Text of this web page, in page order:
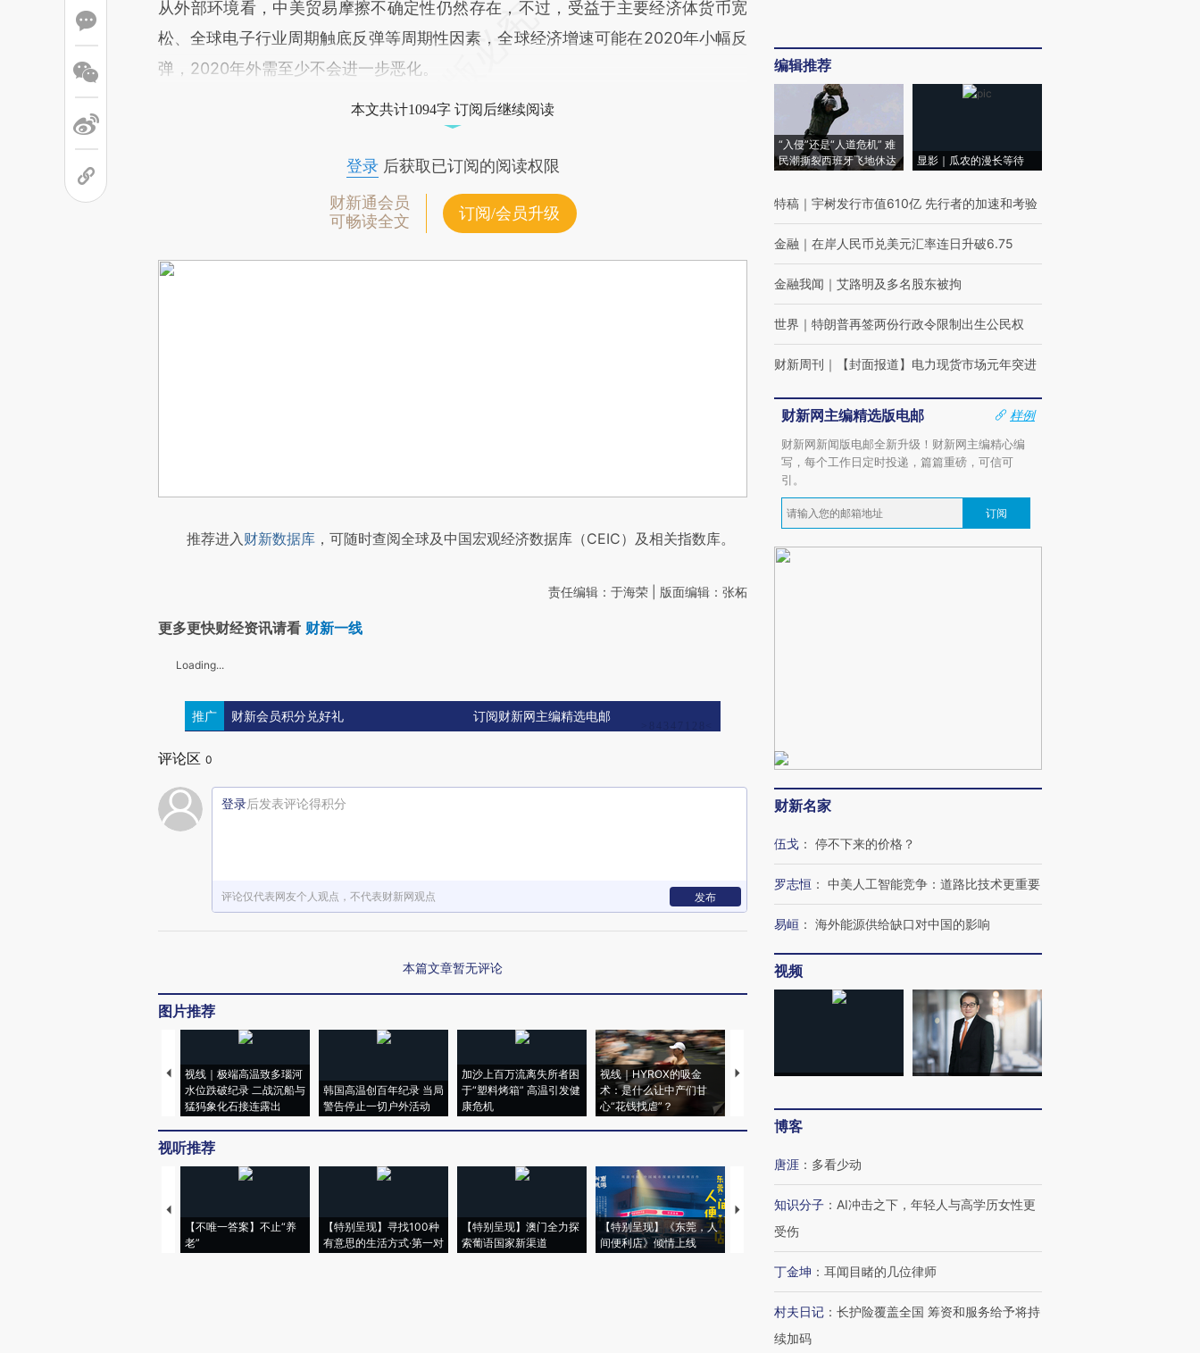
从外部环境看，中美贸易摩擦不确定性仍然存在，不过，受益于主要经济体货币宽
松、全球电子行业周期触底反弹等周期性因素，全球经济增速可能在2020年小幅反
弹，2020年外需至少不会进一步恶化。
本文共计1094字 订阅后继续阅读
登录后获取已订阅的阅读权限
财新通会员
可畅读全文
订阅/会员升级
推荐进入财新数据库 ，可随时查阅全球及中国宏观经济数据库（CEIC）及相关指数库。
责任编辑：于海荣 | 版面编辑：张柘
更多更快财经资讯请看 财新一线
Loading...
推广 财新会员积分兑好礼 订阅财新网主编精选电邮
评论区 0
登录后发表评论得积分
评论仅代表网友个人观点，不代表财新网观点 发布
本篇文章暂无评论
图片推荐
视线｜极端高温致多瑙河
水位跌破纪录 二战沉船与
猛犸象化石接连露出
韩国高温创百年纪录 当局
警告停止一切户外活动
加沙上百万流离失所者困
于“塑料烤箱” 高温引发健
康危机
视线｜HYROX的吸金
术：是什么让中产们甘
心“花钱找虐”？
马航飞行员跨国走私7万
视线｜被称为“蟑螂”的印
育部长拱下台
视线｜“入侵”还是“人道危
飞地休达
视听推荐
【不唯一答案】不止“养
老”
【特别呈现】寻找100种
有意思的生活方式·第一对
【特别呈现】澳门全力探
索葡语国家新渠道
【特别呈现】《东莞，人
间便利店》倾情上线
【推广】走进第四届链博
会，让数智科技“链”接产
【商旅对话】华住集团
编辑推荐
“入侵”还是“人道危机” 难
民潮撕裂西班牙飞地休达
显影｜瓜农的漫长等待
特稿 ｜ 宇树发行市值610亿 先行者的加速和考验
金融 ｜ 在岸人民币兑美元汇率连日升破6.75
金融我闻 ｜ 艾路明及多名股东被拘
世界 ｜ 特朗普再签两份行政令限制出生公民权
财新周刊 ｜ 【封面报道】电力现货市场元年突进
财新网主编精选版电邮
样例
财新网新闻版电邮全新升级！财新网主编精心编
写，每个工作日定时投递，篇篇重磅，可信可
引。
订阅
财新名家
伍戈 ： 停不下来的价格？
罗志恒 ： 中美人工智能竞争：道路比技术更重要
易峘 ： 海外能源供给缺口对中国的影响
视频
博客
唐涯 ： 多看少动
知识分子 ： AI冲击之下，年轻人与高学历女性更
受伤
丁金坤 ： 耳闻目睹的几位律师
村夫日记 ： 长护险覆盖全国 筹资和服务给予将持
续加码